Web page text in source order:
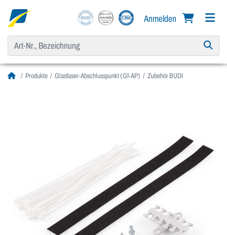
Anmelden
Produkte Glasfaser-Abschlusspunkt (Gf-AP) Zubehör BUDI